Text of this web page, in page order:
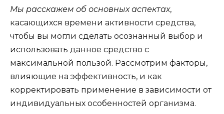
Мы расскажем об основных аспектах,
касающихся времени активности средства,
чтобы вы могли сделать осознанный выбор и
использовать данное средство с
максимальной пользой. Рассмотрим факторы,
влияющие на эффективность, и как
корректировать применение в зависимости от
индивидуальных особенностей организма.